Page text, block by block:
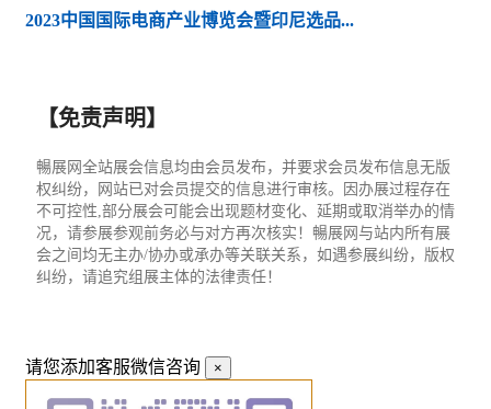
2023中国国际电商产业博览会暨印尼选品...
【免责声明】
暢展网全站展会信息均由会员发布，并要求会员发布信息无版
权纠纷，网站已对会员提交的信息进行审核。因办展过程存在
不可控性,部分展会可能会出现题材变化、延期或取消举办的情
况，请参展参观前务必与对方再次核实！暢展网与站内所有展
会之间均无主办/协办或承办等关联关系，如遇参展纠纷，版权
纠纷，请追究组展主体的法律责任！
请您添加客服微信咨询 ×